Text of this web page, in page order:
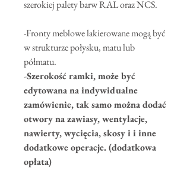
szerokiej palety barw RAL oraz NCS.
-Fronty meblowe lakierowane mogą być
w strukturze połysku, matu lub
półmatu.
-Szerokość ramki, może być
edytowana na indywidualne
zamówienie, tak samo można dodać
otwory na zawiasy, wentylacje,
nawierty, wycięcia, skosy i i inne
dodatkowe operacje. (dodatkowa
opłata)